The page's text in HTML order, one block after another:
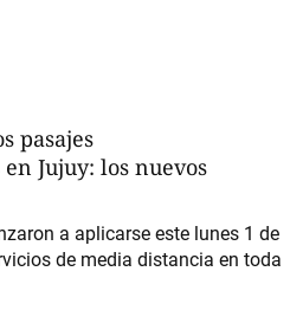
pasajes
Jujuy: los nuevos
a aplicarse este lunes 1 de
de media distancia en toda